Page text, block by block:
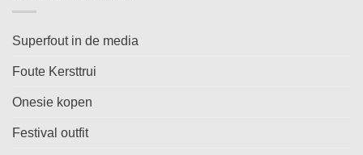
Superfout in de media
Foute Kersttrui
Onesie kopen
Festival outfit